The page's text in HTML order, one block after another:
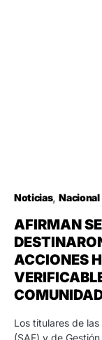
Noticias Nacional
AFIRMAN
ACCIONES
Los titulares de
(SAF) y de